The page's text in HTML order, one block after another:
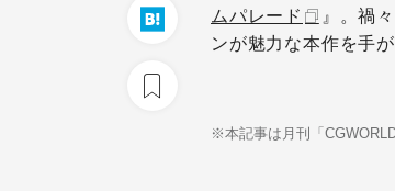
ムパレード
』。禍
ンが魅力な本作を手
※本記事は月刊「